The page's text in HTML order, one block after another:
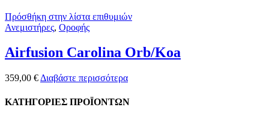
Πρόσθήκη στην λίστα επιθυμιών
Ανεμιστήρες, Οροφής
Airfusion Carolina Orb/Koa
359,00 € Διαβάστε περισσότερα
ΚΑΤΗΓΟΡΙΕΣ ΠΡΟΪΟΝΤΩΝ